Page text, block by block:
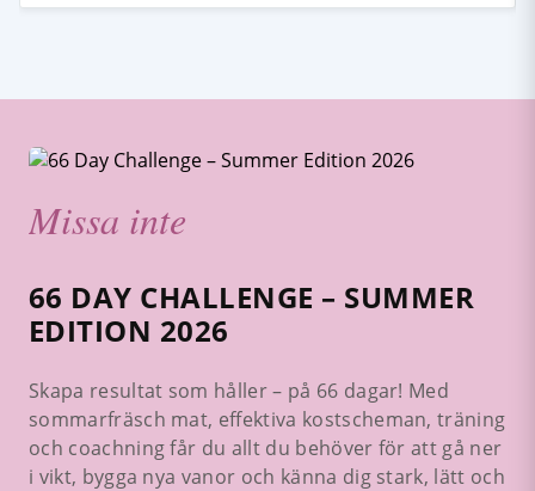
Missa inte
66 DAY CHALLENGE – SUMMER
EDITION 2026
Skapa resultat som håller – på 66 dagar! Med
sommarfräsch mat, effektiva kostscheman, träning
och coachning får du allt du behöver för att gå ner
i vikt, bygga nya vanor och känna dig stark, lätt och